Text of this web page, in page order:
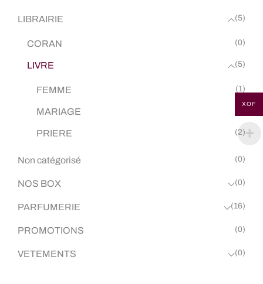
LIBRAIRIE (5)
CORAN (0)
LIVRE (5)
FEMME (1)
MARIAGE
PRIERE (2)
Non catégorisé (0)
NOS BOX (0)
PARFUMERIE (16)
PROMOTIONS (0)
VETEMENTS (0)
XOF